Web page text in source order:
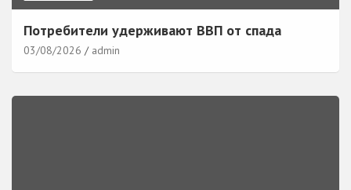
Потребители удерживают ВВП от спада
03/08/2026 admin